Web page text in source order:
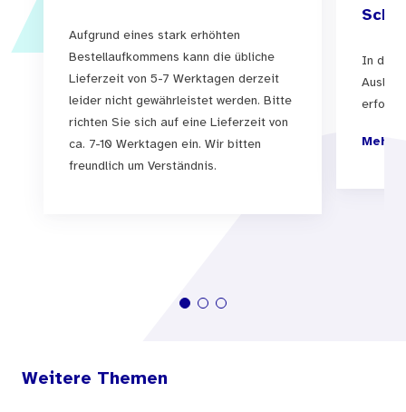
Aufgrund eines stark erhöhten
Bestellaufkommens kann die übliche
Lieferzeit von 5-7 Werktagen derzeit
leider nicht gewährleistet werden. Bitte
richten Sie sich auf eine Lieferzeit von
ca. 7-10 Werktagen ein. Wir bitten
freundlich um Verständnis.
In der
Mehr
Weitere Themen